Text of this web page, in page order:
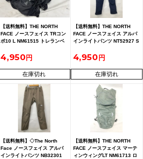
【送料無料】THE NORTH
FACE ノースフェイス TRコン
ポ10 L NM61515 トレランベ
4,950
在庫切れ
【送料無料】THE NORTH
FACE ノースフェイス アルパ
インライトパンツ NT52927 S
4,950
在庫切れ
【送料無料】◇The North
Face ノースフェイス アルパ
インライトパンツ NB32301
【送料無料】THE NORTH
FACE ノースフェイス マーテ
ィンウィングLT NM61713 ロ